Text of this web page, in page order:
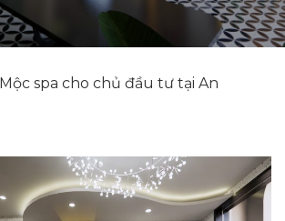
spa cho chủ đầu tư tại An